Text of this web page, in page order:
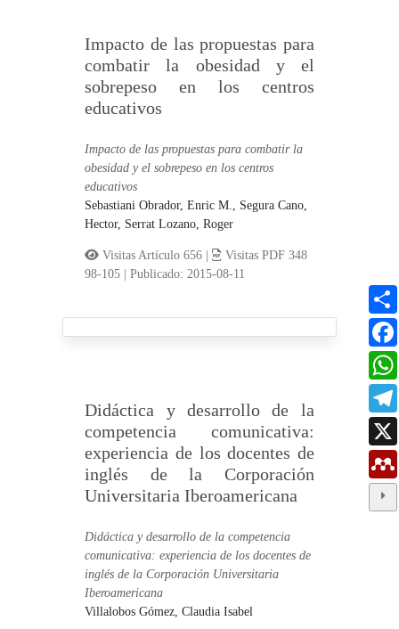
Impacto de las propuestas para
combatir la obesidad y el
sobrepeso en los centros
educativos
Impacto de las propuestas para combatir la
obesidad y el sobrepeso en los centros
educativos
Sebastiani Obrador, Enric M., Segura Cano,
Hector, Serrat Lozano, Roger
Visitas Artículo 656 |
Visitas PDF 348
98-105
|Publicado: 2015-08-11
Didáctica y desarrollo de la
competencia comunicativa:
experiencia de los docentes de
inglés de la Corporación
Universitaria Iberoamericana
Didáctica y desarrollo de la competencia
comunicativa: experiencia de los docentes de
inglés de la Corporación Universitaria
Iberoamericana
Villalobos Gómez, Claudia Isabel